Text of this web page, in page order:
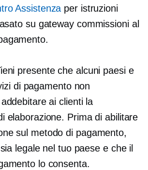
Assistenza per istruzioni
su gatewaycommissioni al
presente che alcuni paesi e
di pagamento non
ai clienti la
elaborazione. Prima di abilitare
sul metodo di pagamento,
legale nel tuo paese e che il
lo consenta.